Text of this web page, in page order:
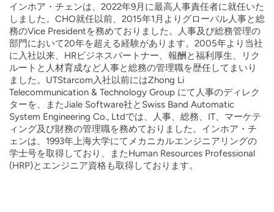
インホア・チェンは、2022年9月に最高人事責任者に就任いた
しました。CHO就任以前、2015年1月よりグローバル人事と総
務のVice Presidentを務めておりました。人事及び総務管理の
部門において20年を超える経験があります。2005年より当社
に入社以来、HRビジネスパートナー、報酬と福利厚生、リク
ルートと人材育成など人事と総務の管理職を歴任してまいり
ました。UTStarcom入社以前にはZhong Li
Telecommunication & Technology Group にて人事のディレク
ターを、またJiale Software社とSwiss Band Automatic
System Engineering Co., Ltdでは、人事、総務、IT、マーケテ
ィング及び財務の管理職を務めておりました。インホア・チ
ェンは、1993年上海大学にてメカニカルエンジニアリングの
学士号を取得しており、またHuman Resources Professional
(HRP)とエンジニア資格も取得しております。